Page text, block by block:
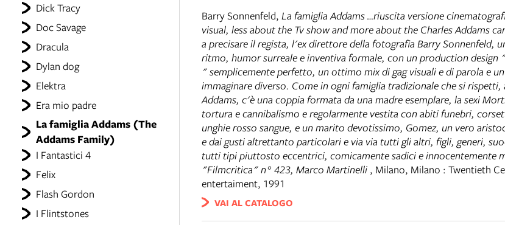
Dick Tracy
Doc Savage
Dracula
Dylan dog
Elektra
Era mio padre
La famiglia Addams (The
Addams Family)
I Fantastici 4
Felix
Flash Gordon
I Flintstones
Barry Sonnenfeld, La famiglia Addams …riuscita versione
visual, less about the Tv show and more about the Charles Addams
a precisare il regista, l'ex direttore della fotografia Barry Sonnenfeld,
ritmo, humor surreale e inventiva formale, con un production design
" semplicemente perfetto, un ottimo mix di gag visuali e di parola e
immaginare diverso. Come in ogni famiglia tradizionale che si rispetti,
Addams, c'è una coppia formata da una madre esemplare, la sexi
tortura e cannibalismo e regolarmente vestita con abiti funebri,
unghie rosso sangue, e un marito devotissimo, Gomez, un vero
e dai gusti altrettanto particolari e via via tutti gli altri, figli, generi,
tutti tipi piuttosto eccentrici, comicamente sadici e innocentemente
"Filmcritica" n° 423, Marco Martinelli , Milano, Milano : Twentieth
entertaiment, 1991
VAI AL CATALOGO